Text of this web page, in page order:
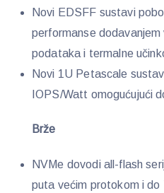
Novi EDSFF sustavi
performanse
podataka i termalne
Novi 1U Petascale
IOPS/Watt omogućujući
Brže
NVMe dovodi all-flash
puta većim protokom i do